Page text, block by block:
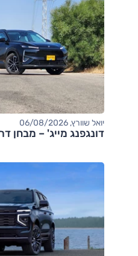
יואל שוורץ, 06/08/2026
דונגפנג מייג' – מבחן